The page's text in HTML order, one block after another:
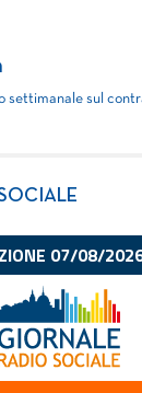
settimanale sul